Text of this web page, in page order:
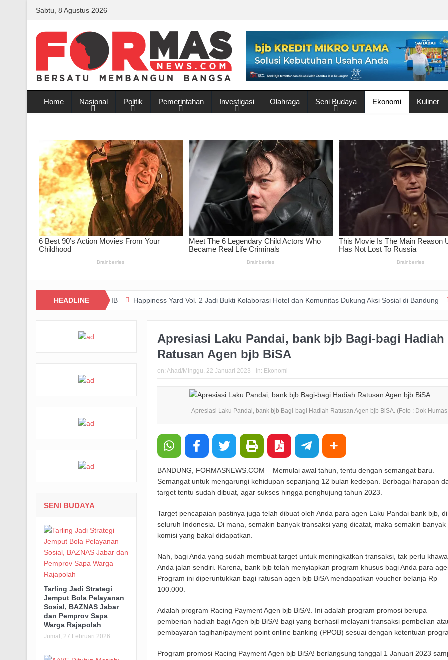
Sabtu, 8 Agustus 2026
Home Nasional Politik Pemerintahan Investigasi Olahraga Seni Budaya Ekonomi Kuliner
HEADLINE
dengan PERSIB Happiness Yard Vol. 2 Jadi Bukti Kolaborasi Hotel dan Komunitas Dukung Aksi Sosial di Bandung Zakat
Apresiasi Laku Pandai, bank bjb Bagi-bagi Hadiah
Ratusan Agen bjb BiSA
on: Ahad/Minggu, 22 Januari 2023 In: Ekonomi
Apresiasi Laku Pandai, bank bjb Bagi-bagi Hadiah Ratusan Agen bjb BiSA. (Foto : Dok
BANDUNG, FORMASNEWS.COM – Memulai awal tahun, tentu dengan semangat baru.
Semangat untuk mengarungi kehidupan sepanjang 12 bulan kedepan. Berbagai harapan
target tentu sudah dibuat, agar sukses hingga penghujung tahun 2023.
Target pencapaian pastinya juga telah dibuat oleh Anda para agen Laku Pandai bank bjb, di
seluruh Indonesia. Di mana, semakin banyak transaksi yang dicatat, maka semakin banyak
komisi yang bakal didapatkan.
Nah, bagi Anda yang sudah membuat target untuk meningkatkan transaksi, tak perlu
Anda jalan sendiri. Karena, bank bjb telah menyiapkan program khusus bagi Anda para
Program ini diperuntukkan bagi ratusan agen bjb BiSA mendapatkan voucher belanja Rp
100.000.
Adalah program Racing Payment Agen bjb BiSA!. Ini adalah program promosi berupa
pemberian hadiah bagi Agen bjb BiSA! bagi yang berhasil melayani transaksi pembelian
pembayaran tagihan/payment point online banking (PPOB) sesuai dengan ketentuan
Program promosi Racing Payment Agen bjb BiSA! berlangsung tanggal 1 Januari 2023
SENI BUDAYA
Tarling Jadi Strategi
Jemput Bola Pelayanan
Sosial, BAZNAS Jabar
dan Pemprov Sapa
Warga Rajapolah
Jumat, 27 Februari 2026